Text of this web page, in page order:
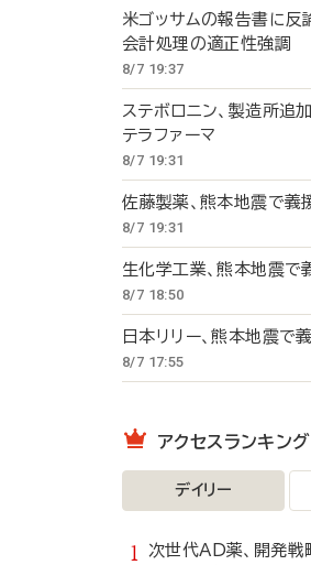
米ゴッサムの報告書に
会計処理の適正性強調
8/7 19:37
ステボロニン、製造所
テラファーマ
8/7 19:31
佐藤製薬、熊本地震で
8/7 19:31
生化学工業、熊本地震
8/7 18:50
日本リリー、熊本地震
8/7 17:55
アクセスランキング
デイリー
次世代AD薬、開発